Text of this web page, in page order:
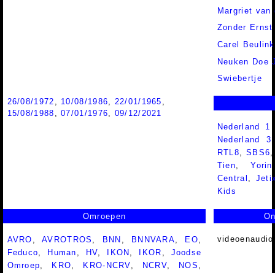
Margriet van
Zonder Ernst
Carel Beulink
Neuken Doe
Swiebertje
26/08/1972 , 10/08/1986, 22/01/1965 ,
15/08/1988 ,07/01/1976, 09/12/2021
Nederland
Nederland
RTL8 ,SBS6
Tien ,Yorin
Central
Kids
Omroepen
AVRO ,AVROTROS , BNN , BNNVARA, EO,
Feduco, Human , HV, IKON , IKOR , Joodse
Omroep, KRO, KRO-NCRV, NCRV, NOS ,